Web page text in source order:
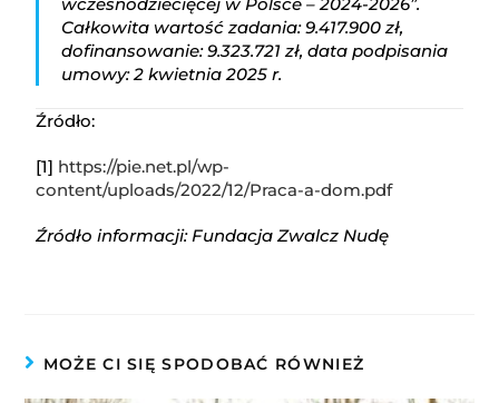
Całkowita wartość zadania: 9.417.900 zł,
dofinansowanie: 9.323.721 zł, data podpisania
umowy: 2 kwietnia 2025 r.
Źródło:
[1] https://pie.net.pl/wp-
content/uploads/2022/12/Praca-a-dom.pdf
Źródło informacji: Fundacja Zwalcz Nudę
MOŻE CI SIĘ SPODOBAĆ RÓWNIEŻ